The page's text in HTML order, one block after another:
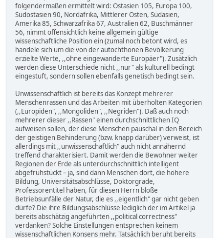
folgendermaßen ermittelt wird: Ostasien 105, Europa 100,
Südostasien 90, Nordafrika, Mittlerer Osten, Südasien,
Amerika 85, Schwarzafrika 67, Australien 62, Buschmänner
56, nimmt offensichtlich keine allgemein gültige
wissenschaftliche Position ein (zumal noch betont wird, es
handele sich um die von der autochthonen Bevölkerung
erzielte Werte, ,,ohne eingewanderte Europäer"). Zusätzlich
werden diese Unterschiede nicht ,,nur" als kulturell bedingt
eingestuft, sondern sollen ebenfalls genetisch bedingt sein.
Unwissenschaftlich ist bereits das Konzept mehrerer
Menschenrassen und das Arbeiten mit überholten Kategorien
(,,Europiden", ,,Mongoliden", ,,Negriden"). Daß auch noch
mehrerer dieser ,,Rassen" einen durchschnittlichen IQ
aufweisen sollen, der diese Menschen pauschal in den Bereich
der geistigen Behinderung (bzw. knapp darüber) verweist, ist
allerdings mit ,,unwissenschaftlich" auch nicht annähernd
treffend charakterisiert. Damit werden die Bewohner weiter
Regionen der Erde als unterdurchschnittlich intelligent
abgefrühstückt – ja, sind dann Menschen dort, die höhere
Bildung, Universitätsabschlüsse, Doktorgrade,
Professorentitel haben, für diesen Herrn bloße
Betriebsunfälle der Natur, die es ,,eigentlich" gar nicht geben
dürfe? Die ihre Bildungsabschlüsse lediglich der im Artikel ja
bereits abschätzig angeführten ,,political correctness"
verdanken? Solche Einstellungen entsprechen keinem
wissenschaftlichen Konsens mehr. Tatsächlich beruht bereits